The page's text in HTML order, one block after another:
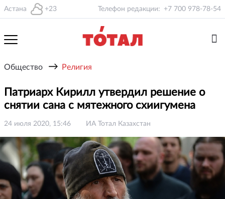
Астана +23 Телефон редакции: +7 700 978-78-54
Общество → Религия
Патриарх Кирилл утвердил решение о
снятии сана с мятежного схиигумена
24 июля 2020, 15:46 ИА Тотал Казахстан